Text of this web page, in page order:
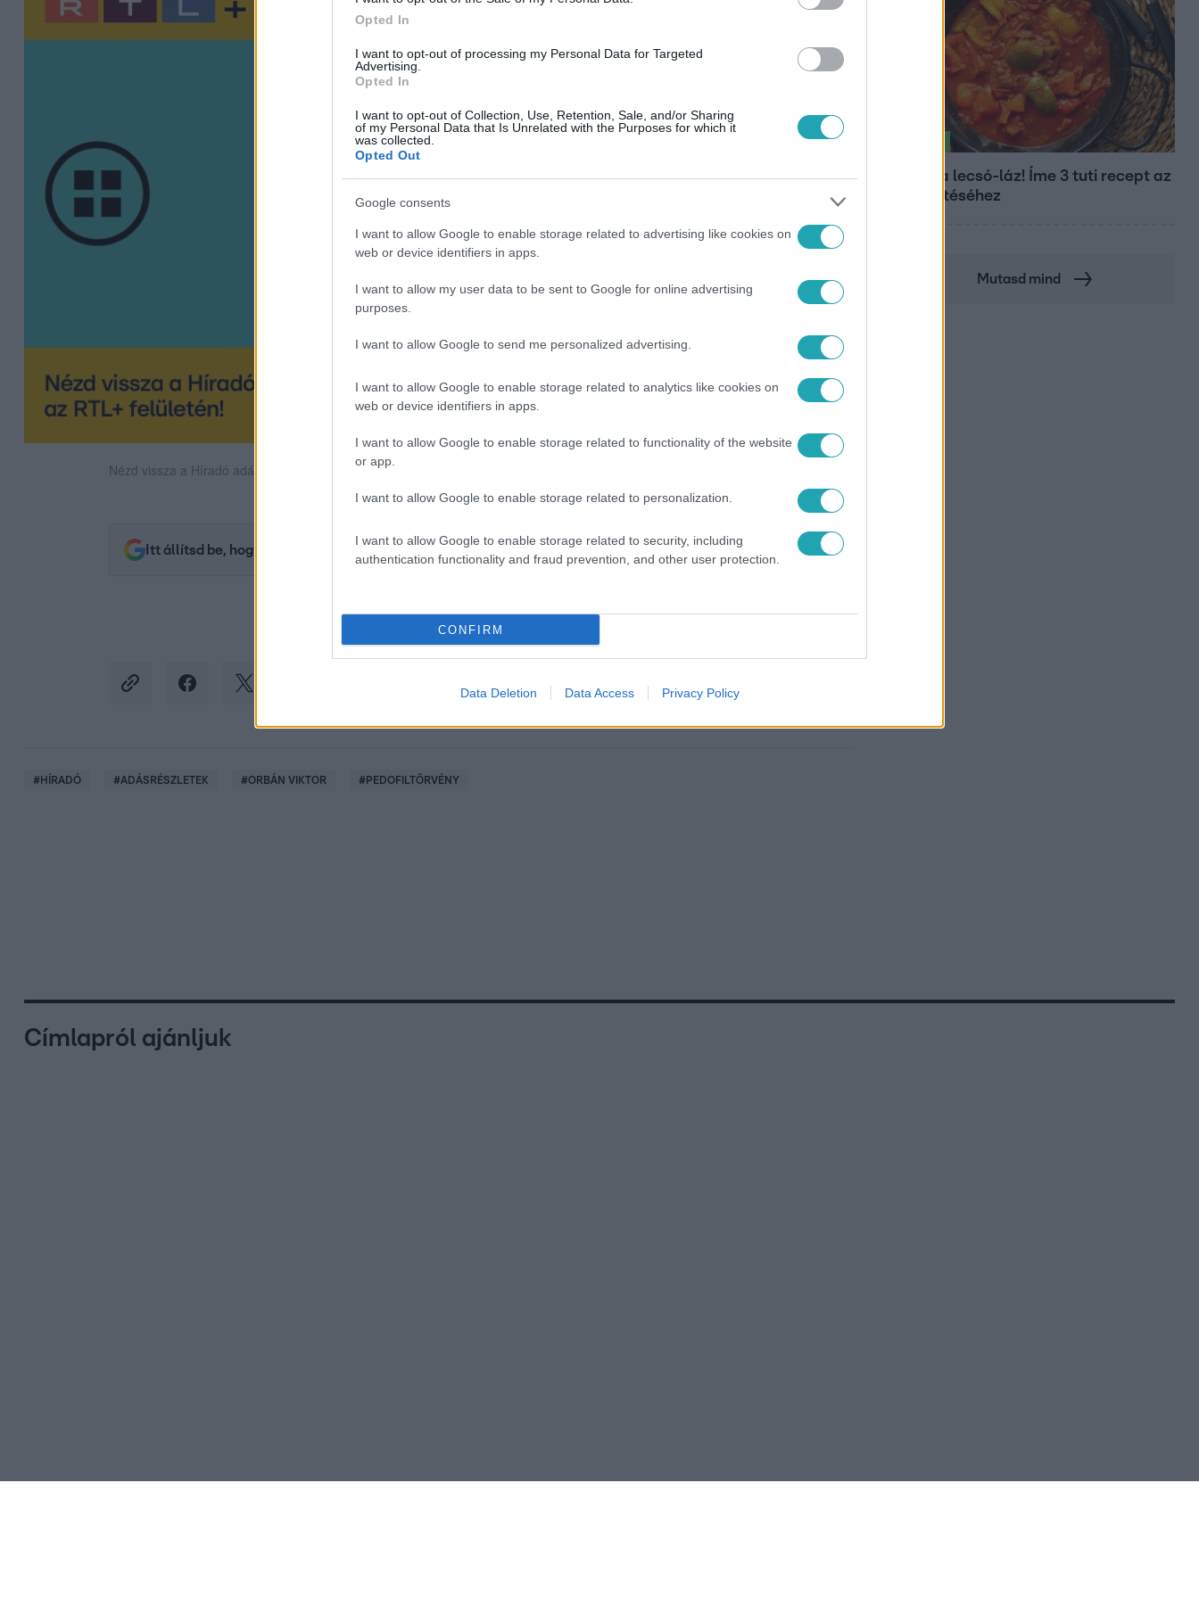
Opted In
I want to opt-out of processing my Personal Data for Targeted
Advertising.
Opted In
I want to opt-out of Collection, Use, Retention, Sale, and/or Sharing
of my Personal Data that Is Unrelated with the Purposes for which it
was collected.
Opted Out
Google consents
I want to allow Google to enable storage related to advertising like cookies on
web or device identifiers in apps.
I want to allow my user data to be sent to Google for online advertising
purposes.
I want to allow Google to send me personalized advertising.
I want to allow Google to enable storage related to analytics like cookies on
web or device identifiers in apps.
I want to allow Google to enable storage related to functionality of the website
or app.
I want to allow Google to enable storage related to personalization.
I want to allow Google to enable storage related to security, including
authentication functionality and fraud prevention, and other user protection.
CONFIRM
Data Deletion Data Access Privacy Policy
Nézd vissza a Híradó adásait az RTL+ felületén!
Itt állítsd be, hogy az RTL.hu az elsők között legyen a Google-találatokban!
#HÍRADÓ #ADÁSRÉSZLETEK #ORBÁN VIKTOR #PEDOFILTÖRVÉNY
Kitört a lecsó-láz! Íme 3 tuti recept az
elkészítéséhez
Mutasd mind
Címlapról ajánljuk